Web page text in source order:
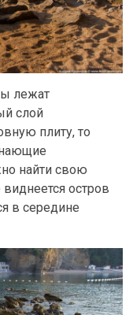
лежат
слой
плиту, то
найти свою
остров
в середине